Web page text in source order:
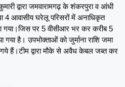
द्वारा जमवारामगढ़ के शंकरपुरा व आंधी
4 आवासीय घरेलू परिसरों में अनाधिकृत
गया।जिस पर 5 वीसीआर भर कर करीब 5
है। उपभोक्ताओं को जुर्माना राशि जमा
हैं।टीम द्वारा मौके से अवैध केबल जब्त कर